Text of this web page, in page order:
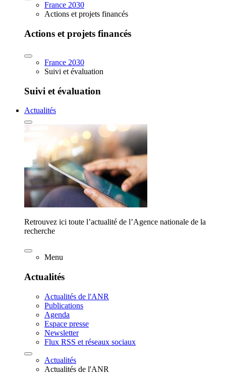
France 2030
Actions et projets financés
Actions et projets financés
France 2030
Suivi et évaluation
Suivi et évaluation
Actualités
Retrouvez ici toute l’actualité de l’Agence nationale de la
recherche
Menu
Actualités
Actualités de l'ANR
Publications
Agenda
Espace presse
Newsletter
Flux RSS et réseaux sociaux
Actualités
Actualités de l'ANR